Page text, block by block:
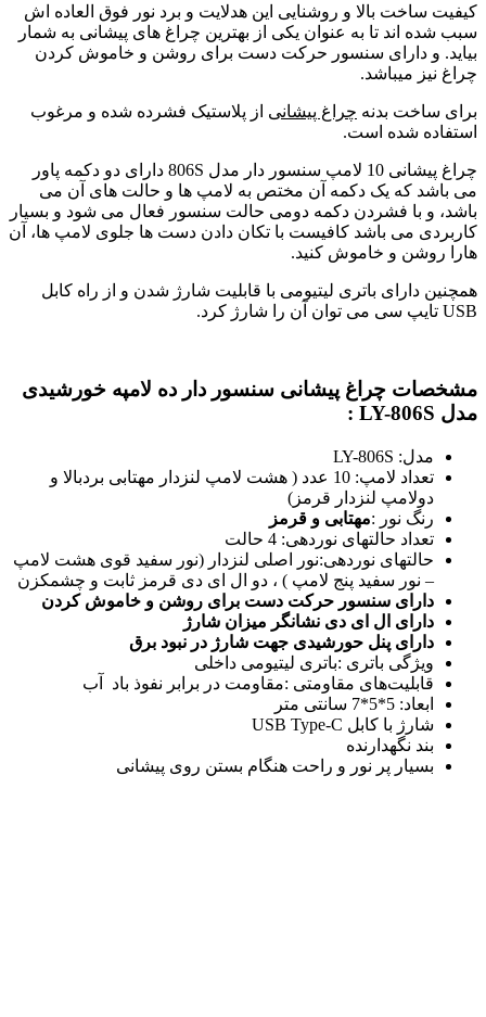
کیفیت ساخت بالا و روشنایی این هدلایت و برد نور فوق العاده اش
سبب شده اند تا به عنوان یکی از بهترین چراغ های پیشانی به شمار
بیاید. و دارای سنسور حرکت دست برای روشن و خاموش کردن
چراغ نیز میباشد.
برای ساخت بدنه چراغ پیشانی از پلاستیک فشرده شده و مرغوب
استفاده شده است.
چراغ پیشانی 10 لامپ سنسور دار مدل 806S دارای دو دکمه پاور
می باشد که یک دکمه آن مختص به لامپ ها و حالت های آن می
باشد، و با فشردن دکمه دومی حالت سنسور فعال می شود و بسیار
کاربردی می باشد کافیست با تکان دادن دست ها جلوی لامپ ها، آن
هارا روشن و خاموش کنید.
همچنین دارای باتری لیتیومی با قابلیت شارژ شدن و از راه کابل
USB تایپ سی می توان آن را شارژ کرد.
مشخصات چراغ پیشانی سنسور دار ده لامپه خورشیدی
مدل LY-806S :
مدل: LY-806S
تعداد لامپ: 10 عدد ( هشت لامپ لنزدار مهتابی بردبالا و
دولامپ لنزدار قرمز)
رنگ نور :مهتابی و قرمز
تعداد حالتهای نوردهی: 4 حالت
حالتهای نوردهی:نور اصلی لنزدار (نور سفید قوی هشت لامپ
– نور سفید پنج لامپ ) ، دو ال ای دی قرمز ثابت و چشمکزن
دارای سنسور حرکت دست برای روشن و خاموش کردن
دارای ال ای دی نشانگر میزان شارژ
دارای پنل حورشیدی جهت شارژ در نبود برق
ویژگی باتری :باتری لیتیومی داخلی
قابلیت‌های مقاومتی :مقاومت در برابر نفوذ باد آب
ابعاد: 5*5*7 سانتی متر
شارژ با کابل USB Type-C
بند نگهدارنده
بسیار پر نور و راحت هنگام بستن روی پیشانی